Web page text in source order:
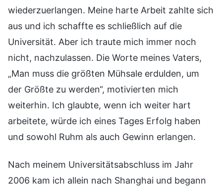
wiederzuerlangen. Meine harte Arbeit zahlte sich
aus und ich schaffte es schließlich auf die
Universität. Aber ich traute mich immer noch
nicht, nachzulassen. Die Worte meines Vaters,
„Man muss die größten Mühsale erdulden, um
der Größte zu werden“, motivierten mich
weiterhin. Ich glaubte, wenn ich weiter hart
arbeitete, würde ich eines Tages Erfolg haben
und sowohl Ruhm als auch Gewinn erlangen.
Nach meinem Universitätsabschluss im Jahr
2006 kam ich allein nach Shanghai und begann